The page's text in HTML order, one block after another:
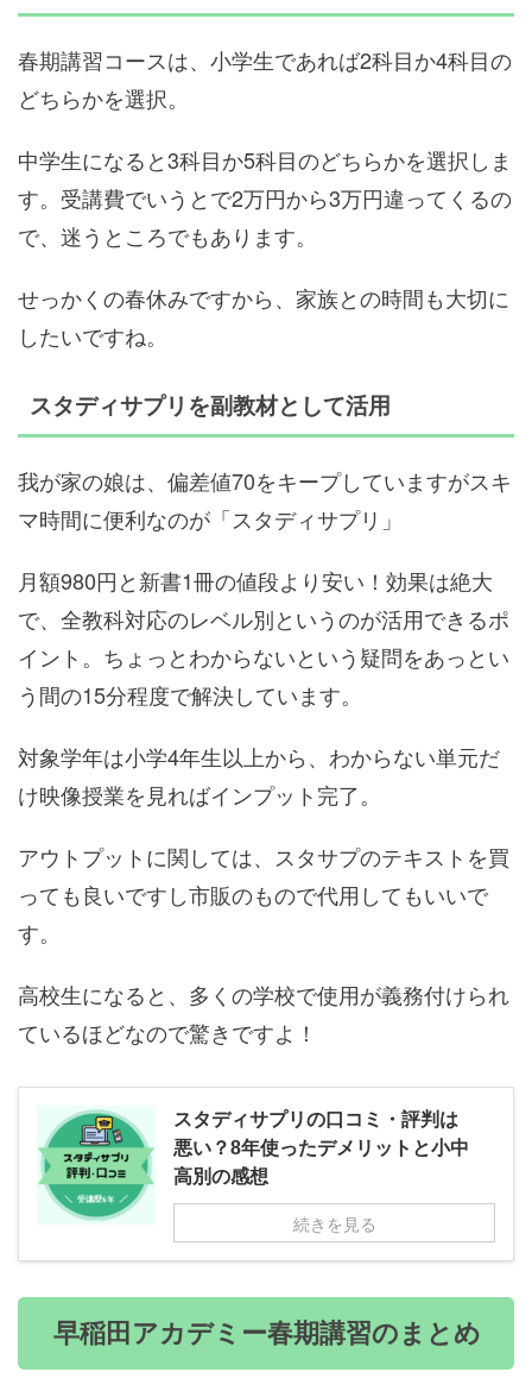
春期講習コースは、小学生であれば2科目か4科目の
どちらかを選択。
中学生になると3科目か5科目のどちらかを選択しま
す。受講費でいうとで2万円から3万円違ってくるの
で、迷うところでもあります。
せっかくの春休みですから、家族との時間も大切に
したいですね。
スタディサプリを副教材として活用
我が家の娘は、偏差値70をキープしていますがスキ
マ時間に便利なのが「スタディサプリ」
月額980円と新書1冊の値段より安い！効果は絶大
で、全教科対応のレベル別というのが活用できるポ
イント。ちょっとわからないという疑問をあっとい
う間の15分程度で解決しています。
対象学年は小学4年生以上から、わからない単元だ
け映像授業を見ればインプット完了。
アウトプットに関しては、スタサプのテキストを買
っても良いですし市販のもので代用してもいいで
す。
高校生になると、多くの学校で使用が義務付けられ
ているほどなので驚きですよ！
スタディサプリの口コミ・評判は
悪い？8年使ったデメリットと小中
高別の感想
続きを見る
早稲田アカデミー春期講習のまとめ